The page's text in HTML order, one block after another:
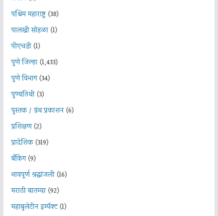
पश्चिम महाराष्ट्र(38)
पालखी सोहळा(1)
पीएचडी(1)
पुणे जिल्हा(1,433)
पुणे विभाग(34)
पुण्यतिथी(3)
पुस्तक / ग्रंथ प्रकाशन(6)
प्रशिक्षण(2)
प्रादेशिक(319)
बँकिंग(9)
भावपूर्ण श्रद्धांजली(16)
मराठी बातम्या(92)
महाबुलेटीन इम्पॅक्ट(1)